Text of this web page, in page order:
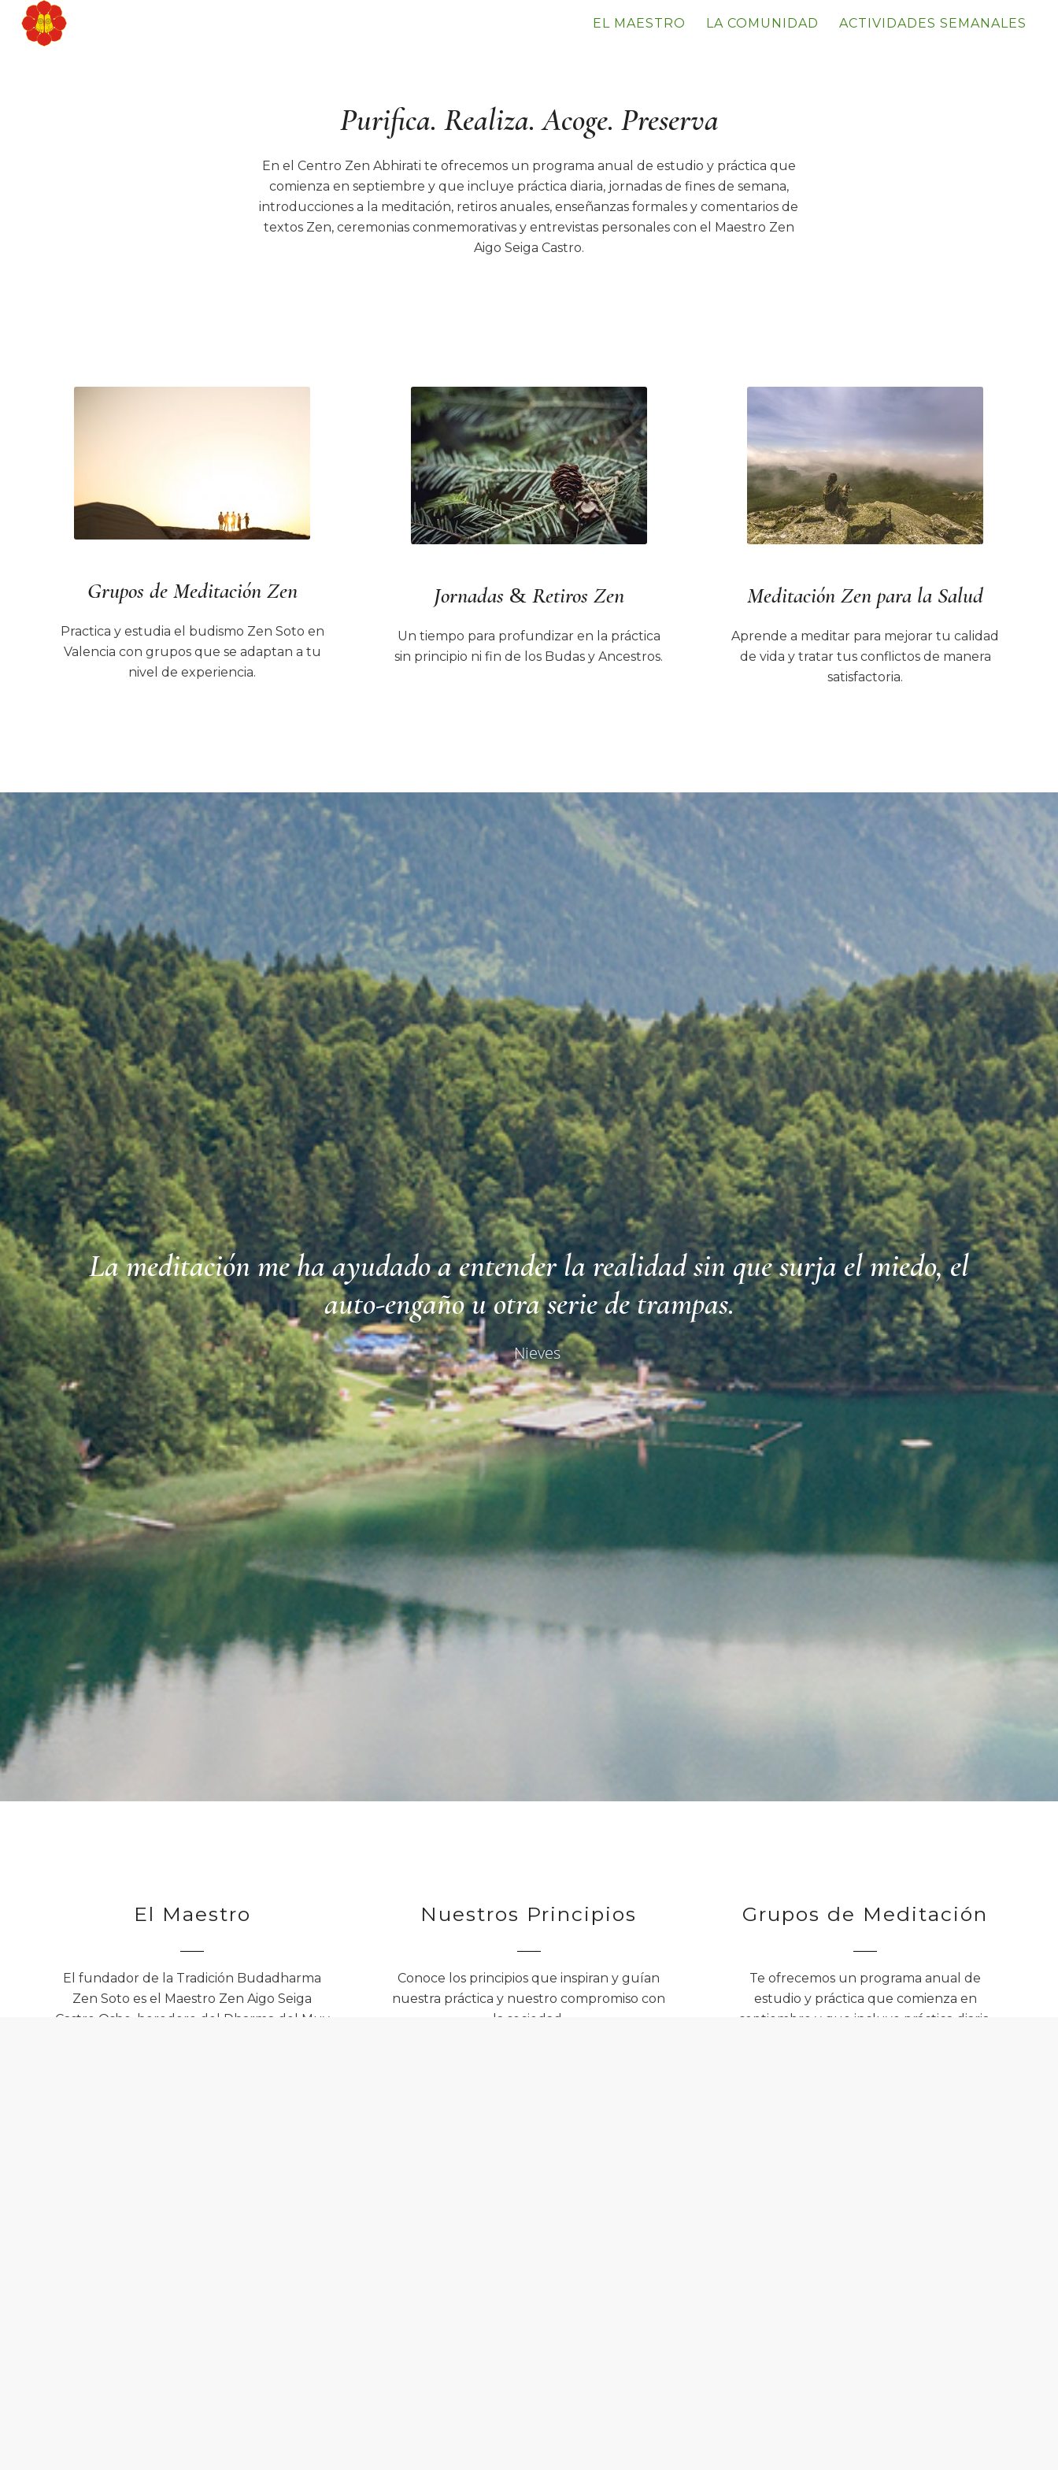
EL MAESTRO LA COMUNIDAD ACTIVIDADES SEMANALES
Purifica. Realiza. Acoge. Preserva
En el Centro Zen Abhirati te ofrecemos un programa anual de estudio y práctica que
comienza en septiembre y que incluye práctica diaria, jornadas de fines de semana,
introducciones a la meditación, retiros anuales, enseñanzas formales y comentarios de
textos Zen, ceremonias conmemorativas y entrevistas personales con el Maestro Zen
Aigo Seiga Castro.
Grupos de Meditación Zen
Practica y estudia el budismo Zen Soto en
Valencia con grupos que se adaptan a tu
nivel de experiencia.
Jornadas &Retiros Zen
Un tiempo para profundizar en la práctica
sin principio ni fin de los Budas y Ancestros.
Meditación Zen para la Salud
Aprende a meditar para mejorar tu calidad
de vida y tratar tus conflictos de manera
satisfactoria.
La meditación me ha ayudado a entender la realidad sin que surja el miedo, el
auto-engaño u otra serie de trampas.
Nieves
El Maestro
El fundador de la Tradición Budadharma
Zen Soto es el Maestro Zen Aigo Seiga
Castro Osho, heredero del Dharma del Muy
Nuestros Principios
Conoce los principios que inspiran y guían
nuestra práctica y nuestro compromiso con
la sociedad.
Grupos de Meditación
Te ofrecemos un programa anual de
estudio y práctica que comienza en
septiembre y que incluye práctica diaria,